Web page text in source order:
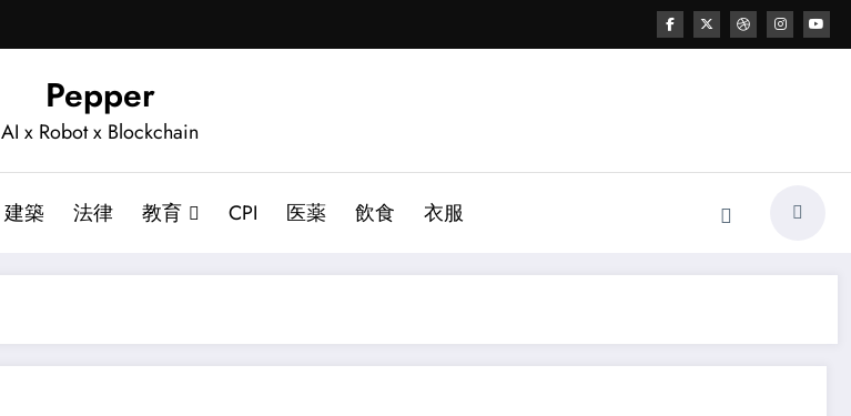
Pepper
AI x Robot x Blockchain
建築 法律 教育 CPI 医薬 飲食 衣服